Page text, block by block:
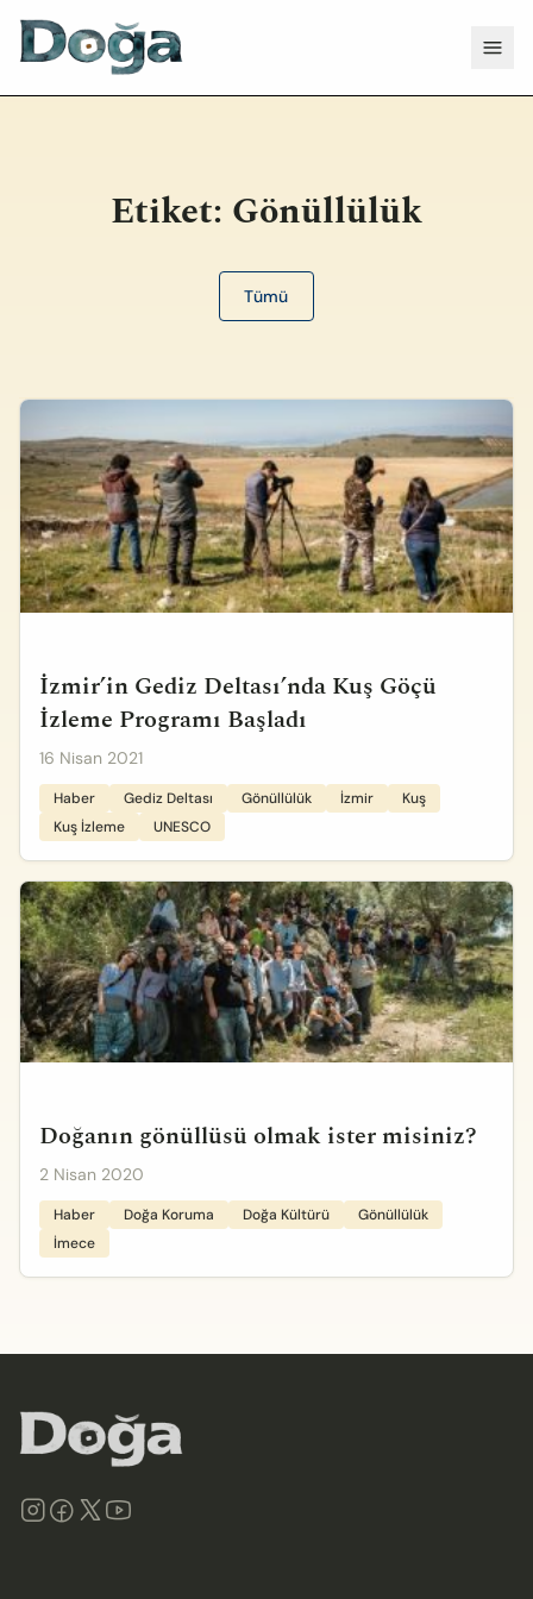
Etiket: Gönüllülük
Tümü
İzmir’in Gediz Deltası’nda Kuş Göçü
İzleme Programı Başladı
16 Nisan 2021
Haber Gediz Deltası Gönüllülük İzmir
Kuş
Kuş İzleme
UNESCO
Doğanın gönüllüsü olmak ister misiniz?
2 Nisan 2020
Haber Doğa Koruma Doğa Kültürü
Gönüllülük
İmece